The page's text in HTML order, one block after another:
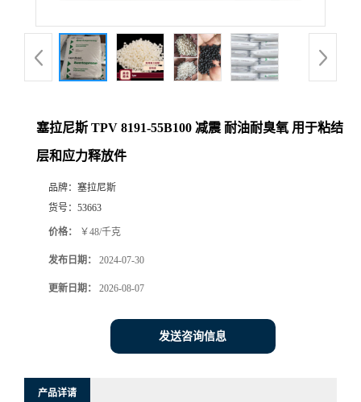
塞拉尼斯 TPV 8191-55B100 减震 耐油耐臭氧 用于粘结
层和应力释放件
品牌： 塞拉尼斯
货号： 53663
价格： ￥48/千克
发布日期： 2024-07-30
更新日期： 2026-08-07
发送咨询信息
产品详请